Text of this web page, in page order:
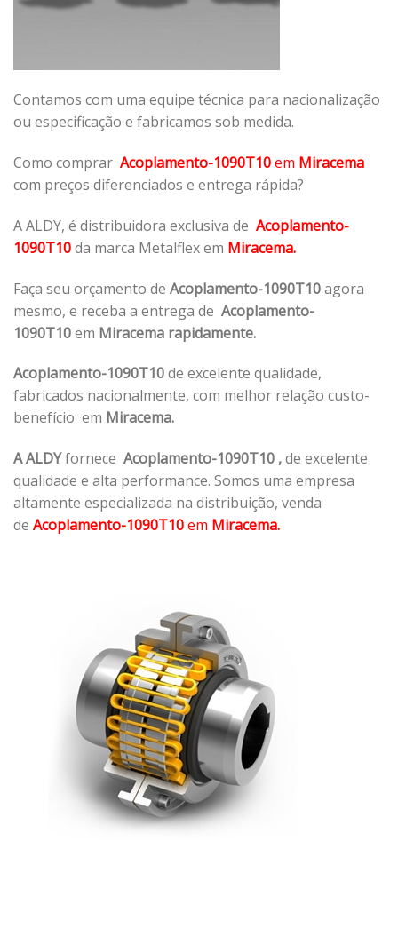
Contamos com uma equipe técnica para nacionalização
ou especificação e fabricamos sob medida.
Como comprar Acoplamento-1090T10em Miracema
com preços diferenciados e entrega rápida?
A ALDY, é distribuidora exclusiva de Acoplamento-
1090T10da marca Metalflex em Miracema.
Faça seu orçamento de Acoplamento-1090T10agora
mesmo, e receba a entrega de Acoplamento-
1090T10em Miracema rapidamente.
Acoplamento-1090T10de excelente qualidade,
fabricados nacionalmente, com melhor relação custo-
benefício em Miracema.
A ALDYfornece Acoplamento-1090T10 ,de excelente
qualidade e alta performance. Somos uma empresa
altamente especializada na distribuição, venda
de Acoplamento-1090T10em Miracema.